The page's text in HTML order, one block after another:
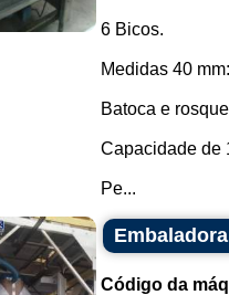
6 Bicos.
Medidas 40
Batoca e
Capacidade de
Pe...
Código da